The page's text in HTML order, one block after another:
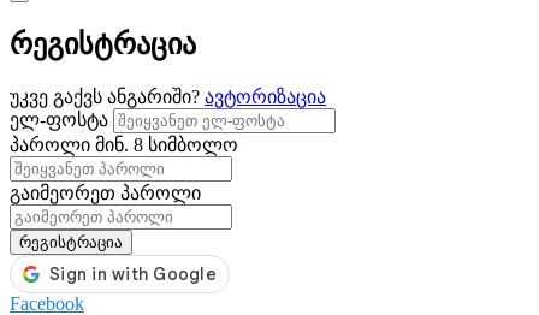
რეგისტრაცია
უკვე გაქვს ანგარიში? ავტორიზაცია
ელ-ფოსტა
პაროლი მინ. 8 სიმბოლო
გაიმეორეთ პაროლი
რეგისტრაცია
Facebook